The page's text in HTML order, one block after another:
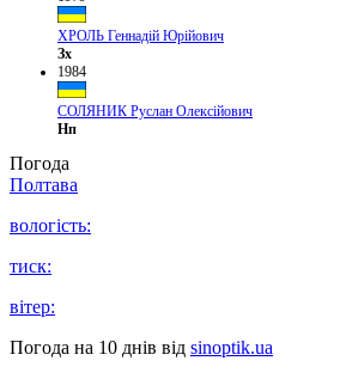
ХРОЛЬ Геннадій Юрійович
Зх
1984
СОЛЯНИК Руслан Олексійович
Нп
Погода
Полтава
вологість:
тиск:
вітер:
Погода на 10 днів від sinoptik.ua